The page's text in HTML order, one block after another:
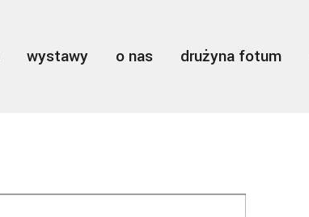
wystawy o nas drużyna fotum